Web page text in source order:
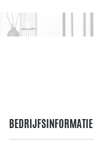
BEDRIJFSINFORMATIE